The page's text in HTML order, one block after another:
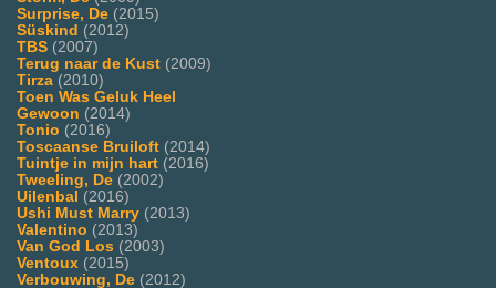
Surprise, De (2015)
Süskind (2012)
TBS (2007)
Terug naar de Kust (2009)
Tirza (2010)
Toen Was Geluk Heel
Gewoon (2014)
Tonio (2016)
Toscaanse Bruiloft (2014)
Tuintje in mijn hart (2016)
Tweeling, De (2002)
Uilenbal (2016)
Ushi Must Marry (2013)
Valentino (2013)
Van God Los (2003)
Ventoux (2015)
Verbouwing, De (2012)